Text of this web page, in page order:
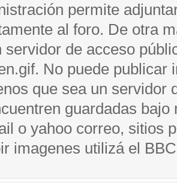
permite
al foro. De otra
servidor de acceso
No puede publicar
que sea un servidor
guardadas
o yahoo correo, sitios
imagenes utilizá el